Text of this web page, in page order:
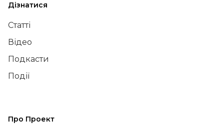
Дізнатися
Статті
Відео
Подкасти
Події
Про Проект